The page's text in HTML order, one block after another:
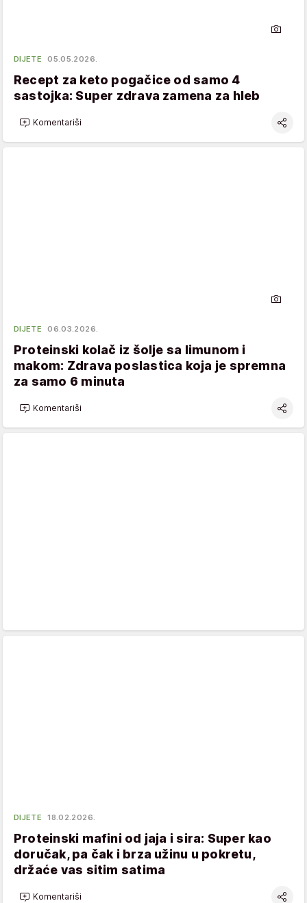
DIJETE 05.05.2026.
Recept za keto pogačice od samo 4
sastojka: Super zdrava zamena za hleb
Komentariši
DIJETE 06.03.2026.
Proteinski kolač iz šolje sa limunom i
makom: Zdrava poslastica koja je spremna
za samo 6 minuta
Komentariši
DIJETE 18.02.2026.
Proteinski mafini od jaja i sira: Super kao
doručak, pa čak i brza užinu u pokretu,
držaće vas sitim satima
Komentariši